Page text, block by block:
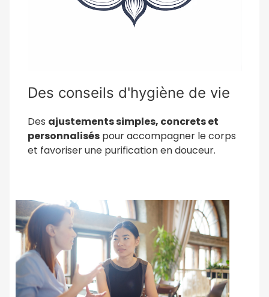
Des conseils d'hygiène de vie
Des ajustements simples, concrets et
personnalisés pour accompagner le corps
et favoriser une purification en douceur.